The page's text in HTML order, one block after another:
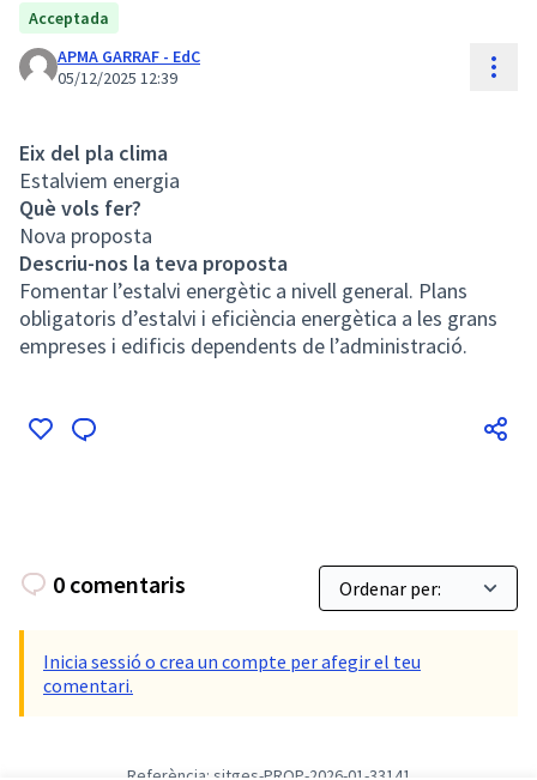
Acceptada
APMA GARRAF - EdC
05/12/2025 12:39
Eix del pla clima
Estalviem energia
Què vols fer?
Nova proposta
Descriu-nos la teva proposta
Fomentar l’estalvi energètic a nivell general. Plans
obligatoris d’estalvi i eficiència energètica a les grans
empreses i edificis dependents de l’administració.
0 comentaris
Inicia sessió o crea un compte per afegir el teu
comentari.
Referència: sitges-PROP-2026-01-33141